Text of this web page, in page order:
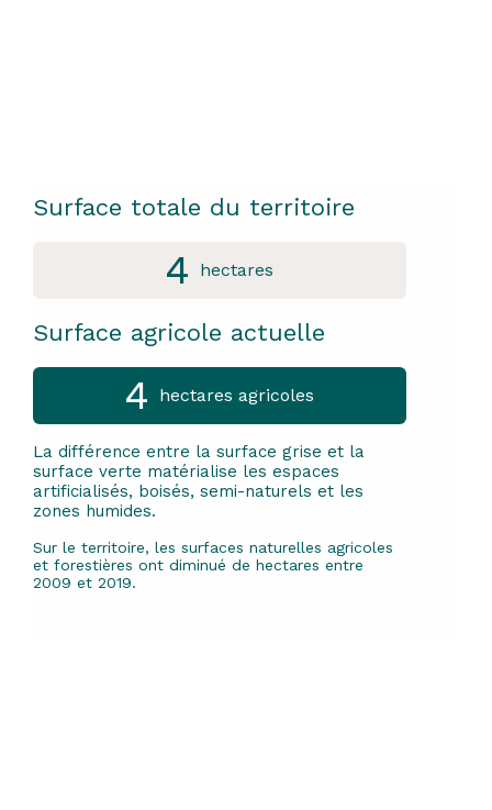
Surface totale du territoire
4 hectares
Surface agricole actuelle
4 hectares agricoles
La différence entre la surface grise et la
surface verte matérialise les espaces
artificialisés, boisés, semi-naturels et les
zones humides.
Sur le territoire, les surfaces naturelles agricoles
et forestières ont diminué de hectares entre
2009 et 2019.